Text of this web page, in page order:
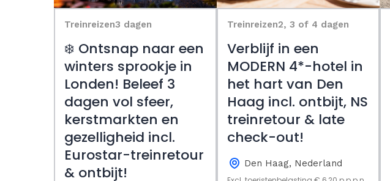
Treinreizen3 dagen
❄️ Ontsnap naar een
winters sprookje in
Londen! Beleef 3
dagen vol sfeer,
kerstmarkten en
gezelligheid incl.
Eurostar-treinretour
& ontbijt!
Treinreizen2, 3 of 4 dagen
Verblijf in een
MODERN 4*-hotel in
het hart van Den
Haag incl. ontbijt, NS
treinretour & late
check-out!
Den Haag, Nederland